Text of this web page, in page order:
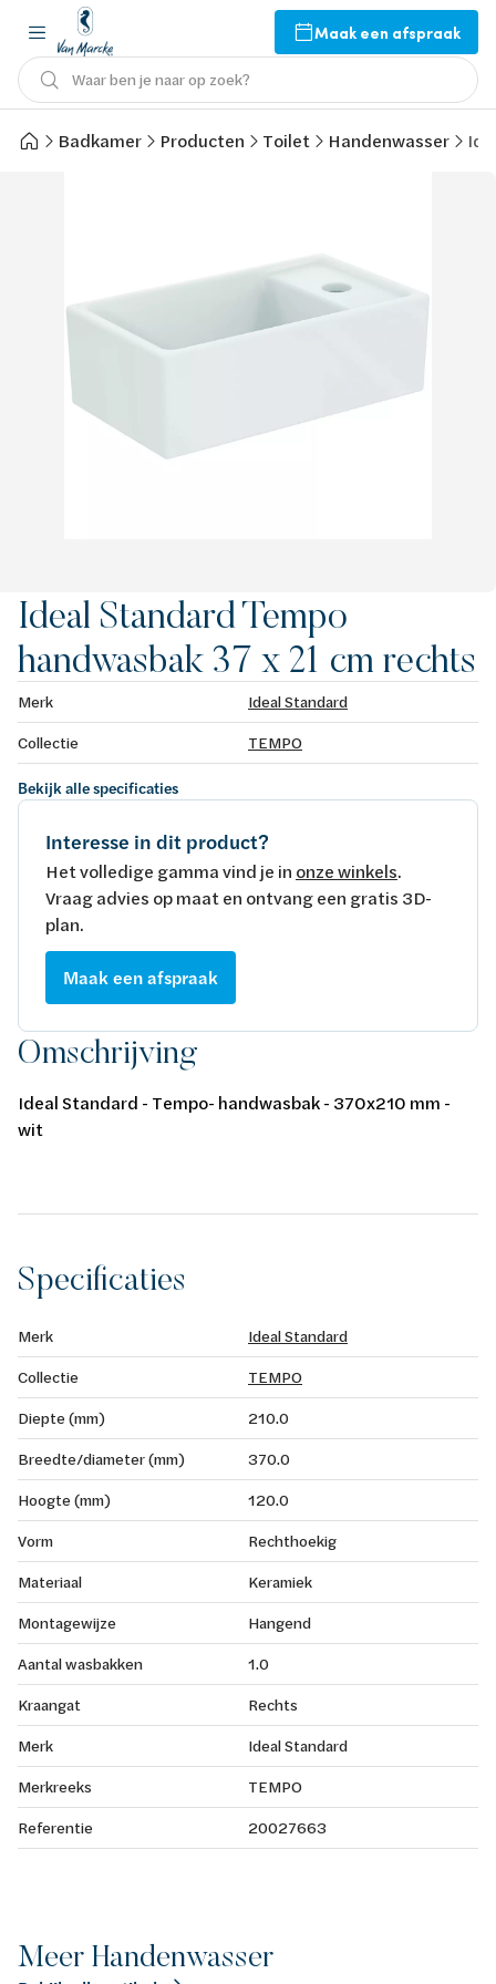
Maak een afspraak
Waar ben je naar op zoek?
Badkamer Producten Toilet Handenwasser
Ideal Standard Tempo
handwasbak 37 x 21 cm rechts
Merk
Ideal Standard
Collectie
TEMPO
Bekijk alle specificaties
Interesse in dit product?
Het volledige gamma vind je in onze winkels.
Vraag advies op maat en ontvang een gratis 3D-
plan.
Maak een afspraak
Omschrijving
Ideal Standard - Tempo- handwasbak - 370x210 mm -
wit
Specificaties
Merk
Ideal Standard
Collectie
TEMPO
Diepte (mm)
210.0
Breedte/diameter (mm)
370.0
Hoogte (mm)
120.0
Vorm
Rechthoekig
Materiaal
Keramiek
Montagewijze
Hangend
Aantal wasbakken
1.0
Kraangat
Rechts
Merk
Ideal Standard
Merkreeks
TEMPO
Referentie
20027663
Meer Handenwasser